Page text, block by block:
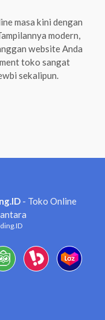
masa kini dengan
modern,
website Anda
toko sangat
sekalipun.
- Toko Online